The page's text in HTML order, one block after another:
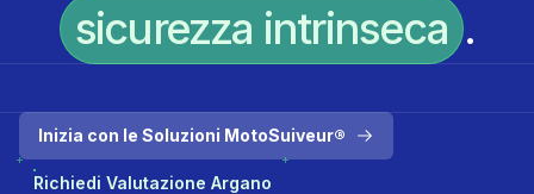
sicurezza intrinseca .
Inizia con le Soluzioni MotoSuiveur®
Richiedi Valutazione Argano